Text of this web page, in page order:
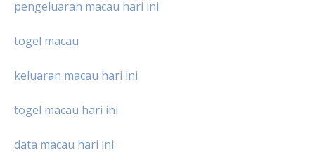
pengeluaran macau hari ini
togel macau
keluaran macau hari ini
togel macau hari ini
data macau hari ini